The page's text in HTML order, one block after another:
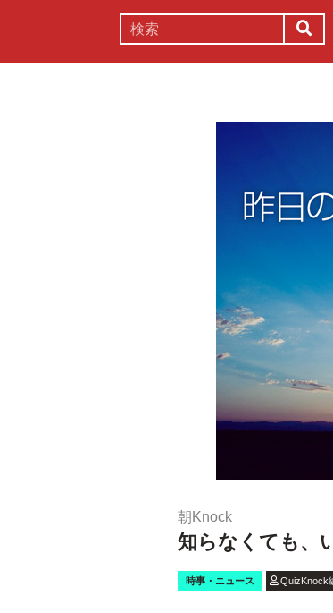
朝Knock
知らなくても、
時事・ニュース QuizKnock